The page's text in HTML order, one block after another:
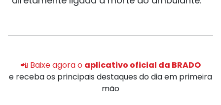
📲 Baixe agora o aplicativo oficial da BRADO
e receba os principais destaques do dia em primeira
mão